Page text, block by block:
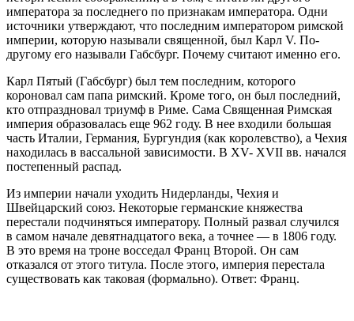
императора за последнего по признакам императора. Одни
источники утверждают, что последним императором римской
империи, которую называли священной, был Карл V. По-
другому его называли Габсбург. Почему считают именно его.
Карл Пятый (Габсбург) был тем последним, которого
короновал сам папа римский. Кроме того, он был последний,
кто отпраздновал триумф в Риме. Сама Священная Римская
империя образовалась еще 962 году. В нее входили большая
часть Италии, Германия, Бургундия (как королевство), а Чехия
находилась в вассальной зависимости. В XV- XVII вв. начался
постепенный распад.
Из империи начали уходить Нидерланды, Чехия и
Швейцарский союз. Некоторые германские княжества
перестали подчиняться императору. Полный развал случился
в самом начале девятнадцатого века, а точнее — в 1806 году.
В это время на троне восседал Франц Второй. Он сам
отказался от этого титула. После этого, империя перестала
существовать как таковая (формально). Ответ: Франц.